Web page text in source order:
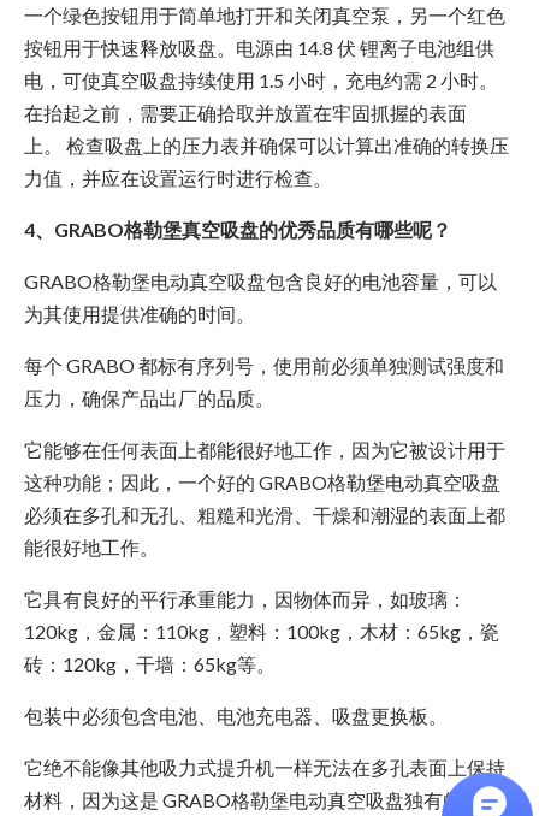
一个绿色按钮用于简单地打开和关闭真空泵，另一个红色
按钮用于快速释放吸盘。电源由 14.8 伏 锂离子电池组供
电，可使真空吸盘持续使用 1.5 小时，充电约需 2 小时。
在抬起之前，需要正确拾取并放置在牢固抓握的表面
上。 检查吸盘上的压力表并确保可以计算出准确的转换压
力值，并应在设置运行时进行检查。
4、GRABO格勒堡真空吸盘的优秀品质有哪些呢？
GRABO格勒堡电动真空吸盘包含良好的电池容量，可以
为其使用提供准确的时间。
每个 GRABO 都标有序列号，使用前必须单独测试强度和
压力，确保产品出厂的品质。
它能够在任何表面上都能很好地工作，因为它被设计用于
这种功能；因此，一个好的 GRABO格勒堡电动真空吸盘
必须在多孔和无孔、粗糙和光滑、干燥和潮湿的表面上都
能很好地工作。
它具有良好的平行承重能力，因物体而异，如玻璃：
120kg，金属：110kg，塑料：100kg，木材：65kg，瓷
砖：120kg，干墙：65kg等。
包装中必须包含电池、电池充电器、吸盘更换板。
它绝不能像其他吸力式提升机一样无法在多孔表面上保持
材料，因为这是 GRABO格勒堡电动真空吸盘独有的特